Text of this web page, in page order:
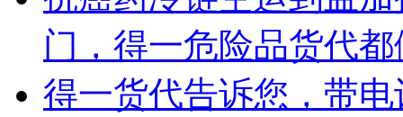
门，得一危险品货代
得一货代告诉您，带